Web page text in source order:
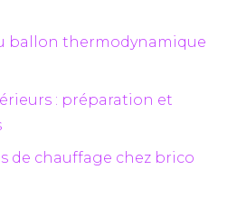
ballon thermodynamique
: préparation et
de chauffage chez brico